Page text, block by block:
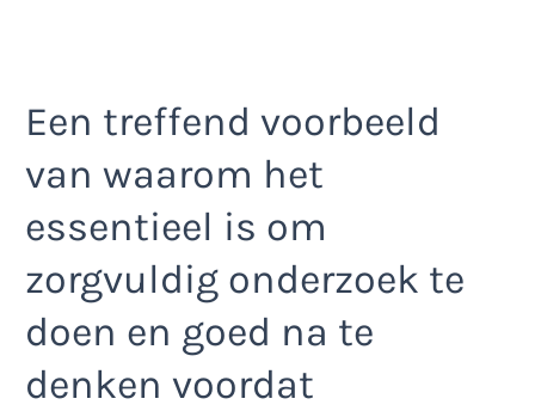
Een treffend voorbeeld
van waarom het
essentieel is om
zorgvuldig onderzoek te
doen en goed na te
denken voordat